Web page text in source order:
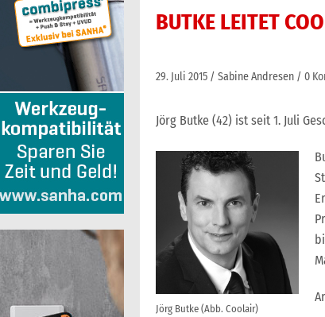
BUTKE LEITET
29. Juli 2015 Sabine Andresen 0
Jörg Butke (42) ist seit 1. Juli
Jörg Butke (Abb. Coolair)